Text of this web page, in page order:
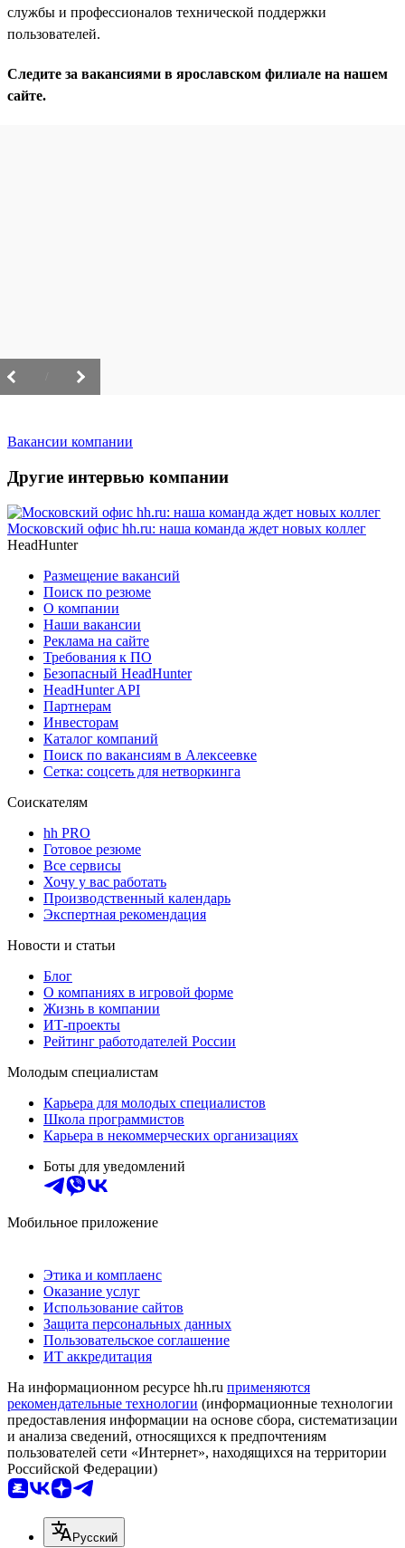
службы и профессионалов технической поддержки
пользователей.
Следите за вакансиями в ярославском филиале на нашем
сайте.
Вакансии компании
Другие интервью компании
Московский офис hh.ru: наша команда ждет новых коллег
HeadHunter
Размещение вакансий
Поиск по резюме
О компании
Наши вакансии
Реклама на сайте
Требования к ПО
Безопасный HeadHunter
HeadHunter API
Партнерам
Инвесторам
Каталог компаний
Поиск по вакансиям в Алексеевке
Сетка: соцсеть для нетворкинга
Соискателям
hh PRO
Готовое резюме
Все сервисы
Хочу у вас работать
Производственный календарь
Экспертная рекомендация
Новости и статьи
Блог
О компаниях в игровой форме
Жизнь в компании
ИТ-проекты
Рейтинг работодателей России
Молодым специалистам
Карьера для молодых специалистов
Школа программистов
Карьера в некоммерческих организациях
Боты для уведомлений
Мобильное приложение
Этика и комплаенс
Оказание услуг
Использование сайтов
Защита персональных данных
Пользовательское соглашение
ИТ аккредитация
На информационном ресурсе hh.ru применяются
рекомендательные технологии (информационные технологии
предоставления информации на основе сбора, систематизации
и анализа сведений, относящихся к предпочтениям
пользователей сети «Интернет», находящихся на территории
Российской Федерации)
Русский